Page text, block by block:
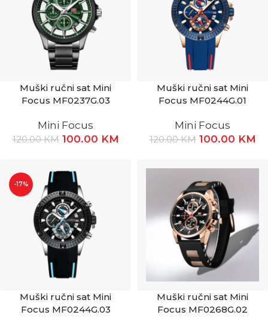
Muški ručni sat Mini
Focus MF0237G.03
Mini Focus
120.00KM 100.00 KM
Muški ručni sat Mini
Focus MF0244G.01
Mini Focus
120.00KM 100.00 KM
-17%
Muški ručni sat Mini
Focus MF0244G.03
Muški ručni sat Mini
Focus MF0268G.02